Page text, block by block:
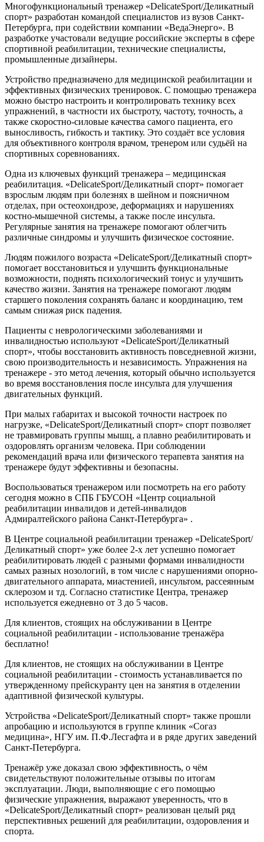
Многофункциональный тренажер «DelicateSport/Деликатный
спорт» разработан командой специалистов из вузов Санкт-
Петербурга, при содействии компании «ВедаЭнерго». В
разработке участовали ведущие российские эксперты в сфере
спортивной реабилитации, технические специалисты,
промышленные дизайнеры.
Устройство предназначено для медицинской реабилитации и
эффективных физических тренировок. С помощью тренажера
можно быстро настроить и контролировать технику всех
упражнений, в частности их быстроту, частоту, точность, а
также скоростно-силовые качества самого пациента, его
выносливость, гибкость и тактику. Это создаёт все условия
для объективного контроля врачом, тренером или судьёй на
спортивных соревнованиях.
Одна из ключевых функций тренажера – медицинская
реабилитация. «DelicateSport/Деликатный спорт» помогает
взрослым людям при болезнях в шейном и поясничном
отделах, при остеохондрозе, деформациях и нарушениях
костно-мышечной системы, а также после инсульта.
Регулярные занятия на тренажере помогают облегчить
различные синдромы и улучшить физическое состояние.
Людям пожилого возраста «DelicateSport/Деликатный спорт»
помогает восстановиться и улучшить функциональные
возможности, поднять психологический тонус и улучшить
качество жизни. Занятия на тренажере помогают людям
старшего поколения сохранять баланс и координацию, тем
самым снижая риск падения.
Пациенты с неврологическими заболеваниями и
инвалидностью используют «DelicateSport/Деликатный
спорт», чтобы восстановить активность повседневной жизни,
свою производительность и независимость. Упражнения на
тренажере - это метод лечения, который обычно используется
во время восстановления после инсульта для улучшения
двигательных функций.
При малых габаритах и высокой точности настроек по
нагрузке, «DelicateSport/Деликатный спорт» спорт позволяет
не травмировать группы мышц, а плавно реабилитировать и
оздоровлять организм человека. При соблюдении
рекомендаций врача или физического терапевта занятия на
тренажере будут эффективны и безопасны.
Воспользоваться тренажером или посмотреть на его работу
сегодня можно в СПБ ГБУСОН «Центр социальной
реабилитации инвалидов и детей-инвалидов
Адмиралтейского района Санкт-Петербурга» .
В Центре социальной реабилитации тренажер «DelicateSport/
Деликатный спорт» уже более 2-х лет успешно помогает
реабилитировать людей с разными формами инвалидности
самых разных нозологий, в том числе с нарушениями опорно-
двигательного аппарата, миастенией, инсультом, рассеянным
склерозом и тд. Согласно статистике Центра, тренажер
используется ежедневно от 3 до 5 часов.
Для клиентов, стоящих на обслуживании в Центре
социальной реабилитации - использование тренажёра
бесплатно!
Для клиентов, не стоящих на обслуживании в Центре
социальной реабилитации - стоимость устанавливается по
утвержденному прейскуранту цен на занятия в отделении
адаптивной физической культуры.
Устройства «DelicateSport/Деликатный спорт» также прошли
апробацию и используются в группе клиник «Согаз
медицина», НГУ им. П.Ф.Лесгафта и в ряде других заведений
Санкт-Петербурга.
Тренажёр уже доказал свою эффективность, о чём
свидетельствуют положительные отзывы по итогам
эксплуатации. Люди, выполняющие с его помощью
физические упражнения, выражают уверенность, что в
«DelicateSport/Деликатный спорт» реализован целый ряд
перспективных решений для реабилитации, оздоровления и
спорта.